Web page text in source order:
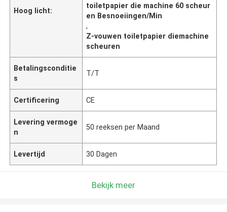
Hoog licht:
toiletpapier die machine 60 scheur
en Besnoeiingen/Min
,
Z-vouwen toiletpapier diemachine
scheuren
Betalingsconditie
s
T/T
Certificering CE
Levering vermoge
n
50 reeksen per Maand
Levertijd 30 Dagen
Bekijk meer